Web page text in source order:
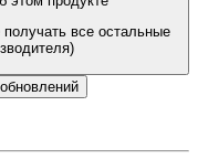
все остальные